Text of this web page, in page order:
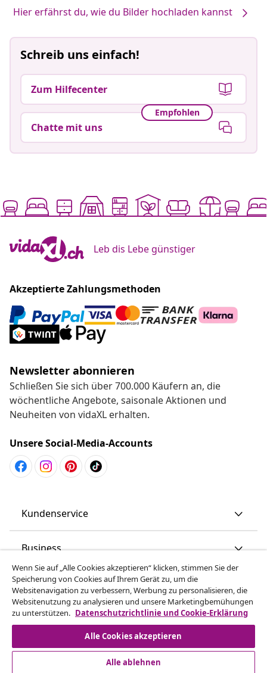
Hier erfährst du, wie du Bilder hochladen kannst
Schreib uns einfach!
Zum Hilfecenter
Empfohlen
Chatte mit uns
Leb dis Lebe günstiger
Akzeptierte Zahlungsmethoden
Newsletter abonnieren
Schließen Sie sich über 700.000 Käufern an, die
wöchentliche Angebote, saisonale Aktionen und
Neuheiten von vidaXL erhalten.
Unsere Social-Media-Accounts
Kundenservice
Business
vidaXL
Mehr entdecken
Wenn Sie auf „Alle Cookies akzeptieren“ klicken, stimmen Sie der
Speicherung von Cookies auf Ihrem Gerät zu, um die
Websitenavigation zu verbessern, Werbung zu personalisieren, die
Websitenutzung zu analysieren und unsere Marketingbemühungen
zu unterstützen. Datenschutzrichtlinie und Cookie-Erklärung
Alle Cookies akzeptieren
Alle ablehnen